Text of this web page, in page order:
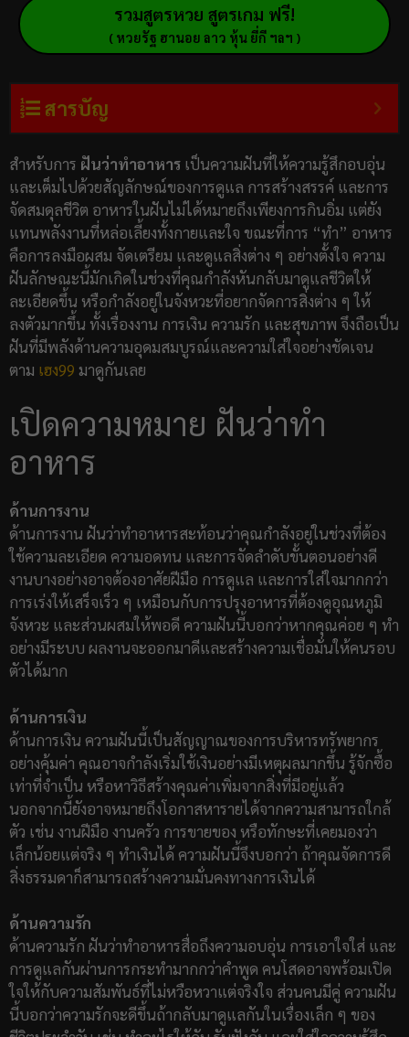
รวมสูตรหวย สูตรเกม ฟรี!
( หวยรัฐ ฮานอย ลาว หุ้น ยี่กี ฯลฯ )
สารบัญ
สำหรับการ ฝันว่าทำอาหาร เป็นความฝันที่ให้ความรู้สึกอบอุ่น
และเต็มไปด้วยสัญลักษณ์ของการดูแล การสร้างสรรค์ และการ
จัดสมดุลชีวิต อาหารในฝันไม่ได้หมายถึงเพียงการกินอิ่ม แต่ยัง
แทนพลังงานที่หล่อเลี้ยงทั้งกายและใจ ขณะที่การ “ทำ” อาหาร
คือการลงมือผสม จัดเตรียม และดูแลสิ่งต่าง ๆ อย่างตั้งใจ ความ
ฝันลักษณะนี้มักเกิดในช่วงที่คุณกำลังหันกลับมาดูแลชีวิตให้
ละเอียดขึ้น หรือกำลังอยู่ในจังหวะที่อยากจัดการสิ่งต่าง ๆ ให้
ลงตัวมากขึ้น ทั้งเรื่องงาน การเงิน ความรัก และสุขภาพ จึงถือเป็น
ฝันที่มีพลังด้านความอุดมสมบูรณ์และความใส่ใจอย่างชัดเจน
ตาม เฮง99 มาดูกันเลย
เปิดความหมาย ฝันว่าทำ
อาหาร
ด้านการงาน
ด้านการงาน ฝันว่าทำอาหารสะท้อนว่าคุณกำลังอยู่ในช่วงที่ต้อง
ใช้ความละเอียด ความอดทน และการจัดลำดับขั้นตอนอย่างดี
งานบางอย่างอาจต้องอาศัยฝีมือ การดูแล และการใส่ใจมากกว่า
การเร่งให้เสร็จเร็ว ๆ เหมือนกับการปรุงอาหารที่ต้องดูอุณหภูมิ
จังหวะ และส่วนผสมให้พอดี ความฝันนี้บอกว่าหากคุณค่อย ๆ ทำ
อย่างมีระบบ ผลงานจะออกมาดีและสร้างความเชื่อมั่นให้คนรอบ
ตัวได้มาก
ด้านการเงิน
ด้านการเงิน ความฝันนี้เป็นสัญญาณของการบริหารทรัพยากร
อย่างคุ้มค่า คุณอาจกำลังเริ่มใช้เงินอย่างมีเหตุผลมากขึ้น รู้จักซื้อ
เท่าที่จำเป็น หรือหาวิธีสร้างคุณค่าเพิ่มจากสิ่งที่มีอยู่แล้ว
นอกจากนี้ยังอาจหมายถึงโอกาสหารายได้จากความสามารถใกล้
ตัว เช่น งานฝีมือ งานครัว การขายของ หรือทักษะที่เคยมองว่า
เล็กน้อยแต่จริง ๆ ทำเงินได้ ความฝันนี้จึงบอกว่า ถ้าคุณจัดการดี
สิ่งธรรมดาก็สามารถสร้างความมั่นคงทางการเงินได้
ด้านความรัก
ด้านความรัก ฝันว่าทำอาหารสื่อถึงความอบอุ่น การเอาใจใส่ และ
การดูแลกันผ่านการกระทำมากกว่าคำพูด คนโสดอาจพร้อมเปิด
ใจให้กับความสัมพันธ์ที่ไม่หวือหวาแต่จริงใจ ส่วนคนมีคู่ ความฝัน
นี้บอกว่าความรักจะดีขึ้นถ้ากลับมาดูแลกันในเรื่องเล็ก ๆ ของ